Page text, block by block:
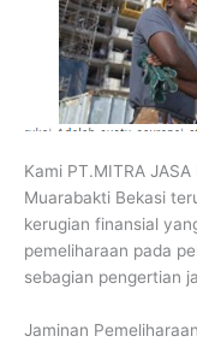
Kami PT.MITRA
Muarabakti Bekasi
kerugian finansial
pemeliharaan pada
sebagian pengertian
Jaminan